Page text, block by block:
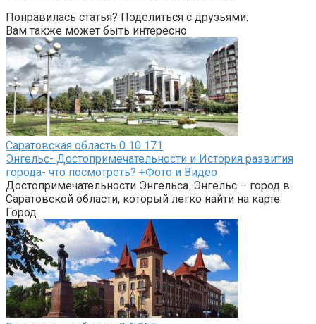
Понравилась статья? Поделиться с друзьями:
Вам также может быть интересно
Саратовская область 0 10 171
Энгельс- Достопримечательности и История развития
города- что посмотреть? +Фото и Видео
Достопримечательности Энгельса. Энгельс – город в
Саратовской области, который легко найти на карте.
Город